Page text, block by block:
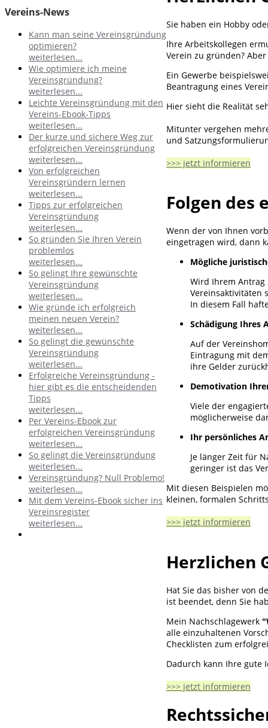
Vereins-News
Kann man seine Vereinsgründung
optimieren?
weiterlesen...
Wie optimiere ich meine
Vereinsgründung?
weiterlesen...
Leichte Vereinsgründung mit den
Vereins-Ebook-Tipps
weiterlesen...
Der kurze und sichere Weg zur
erfolgreichen Vereinsgründung
weiterlesen...
Von erfolgreichen
Vereinsgründern lernen
weiterlesen...
Tipps zur erfolgreichen
Vereinsgründung
weiterlesen...
So gründen Sie Ihren Verein
problemlos
weiterlesen...
So gelingt Ihre gewünschte
Vereinsgründung
weiterlesen...
Wie gründe ich erfolgreich
meinen neuen Verein?
weiterlesen...
So gelingt die gewünschte
Vereinsgründung
weiterlesen...
Erfolgreiche Vereinsgründung -
hier gibt es die entscheidenden
Tipps
weiterlesen...
Per Vereins-Ebook zur
erfolgreichen Vereinsgründung
weiterlesen...
So gelingt die Vereinsgründung
weiterlesen...
Vereinsgründung? Null Problemo!
weiterlesen...
Mit dem Vereins-Ebook sicher ins
Vereinsregister
weiterlesen...
Sie haben ein Hobby
Ihre Arbeitskollegen
Verein zu gründen?
Ein Gewerbe
Beantragung eines
Hier sieht die Realität
Mitunter vergehen
und
>>> jetzt informieren
Folgen des
Wenn der von Ihnen
eingetragen wird, dann
Mögliche
Wird Ihrem
Vereinsaktivitäten
In diesem Fall
Schädigung Ihres
Auf der
Eintragung mit
ihre Gelder
Demotivation
Viele der
möglicherweise
Ihr persönliches
Je länger Zeit für
geringer ist das
Mit diesen Beispielen
kleinen, formalen
>>> jetzt informieren
Herzlichen
Hat Sie das bisher von
ist beendet, denn Sie
Mein Nachschlagewerk
alle einzuhaltenen
Checklisten zum
Dadurch kann Ihre gute
>>> jetzt informieren